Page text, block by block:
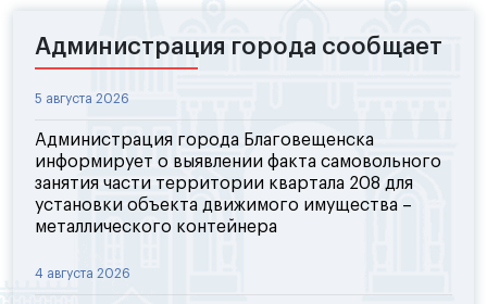
Администрация города сообщает
5 августа 2026
Администрация города Благовещенска
информирует о выявлении факта самовольного
занятия части территории квартала 208 для
установки объекта движимого имущества –
металлического контейнера
4 августа 2026